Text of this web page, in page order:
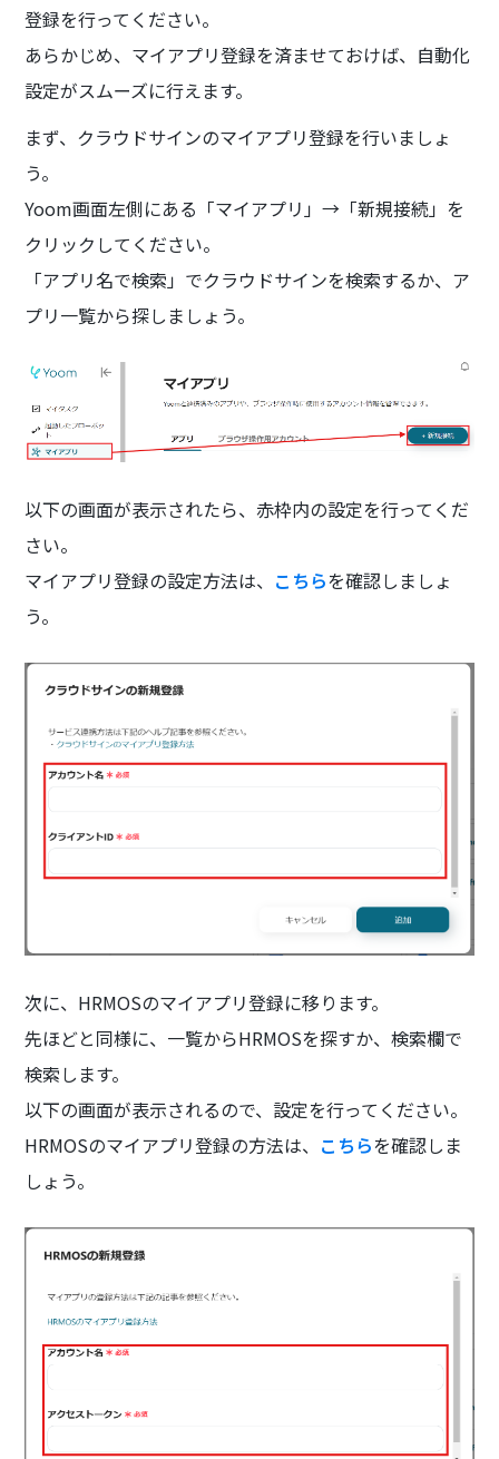
登録を行ってください。
あらかじめ、マイアプリ登録を済ませておけば、自動化
設定がスムーズに行えます。
まず、クラウドサインのマイアプリ登録を行いましょ
う。
Yoom画面左側にある「マイアプリ」→「新規接続」を
クリックしてください。
「アプリ名で検索」でクラウドサインを検索するか、ア
プリ一覧から探しましょう。
以下の画面が表示されたら、赤枠内の設定を行ってくだ
さい。
マイアプリ登録の設定方法は、 こちらを確認しましょ
う。
次に、HRMOSのマイアプリ登録に移ります。
先ほどと同様に、一覧からHRMOSを探すか、検索欄で
検索します。
以下の画面が表示されるので、設定を行ってください。
HRMOSのマイアプリ登録の方法は、 こちらを確認しま
しょう。